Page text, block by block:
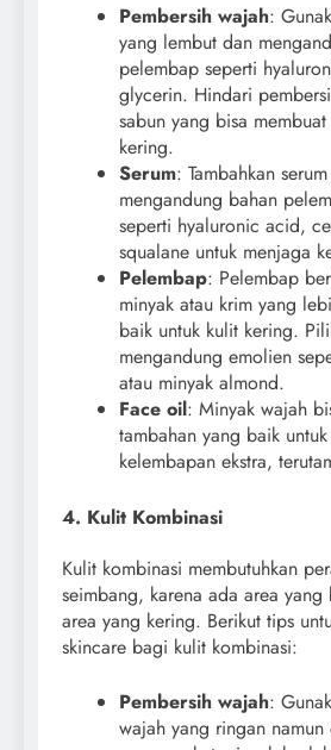
Pembersih wajah:
yang lembut dan
pelembap seperti
glycerin. Hindari
sabun yang bisa
kering.
Serum: Tambahkan
mengandung bahan
seperti hyaluronic acid,
squalane untuk menjaga
Pelembap: Pelembap
minyak atau krim yang
baik untuk kulit kering.
mengandung emolien
atau minyak almond.
Face oil: Minyak wajah
tambahan yang baik
kelembapan ekstra,
4. Kulit Kombinasi
Kulit kombinasi membutuhkan
seimbang, karena ada area yang
area yang kering. Berikut tips
skincare bagi kulit kombinasi:
Pembersih wajah:
wajah yang ringan